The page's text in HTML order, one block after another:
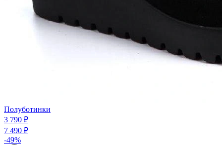
Полуботинки
3 790 ₽
7 490 ₽
-49%